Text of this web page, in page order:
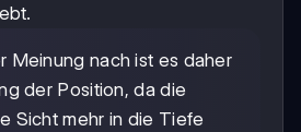
Meinung nach ist es daher
der Position, da die
Sicht mehr in die Tiefe